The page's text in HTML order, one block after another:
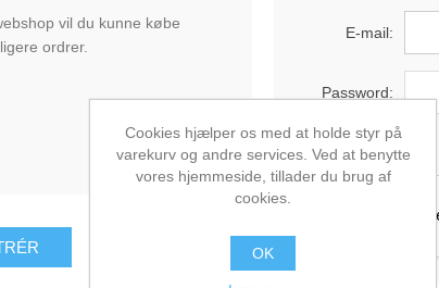
vil du kunne købe
ordrer.
E-mail:
Password:
Cookies hjælper os med at holde styr på
varekurv og andre services. Ved at benytte
vores hjemmeside, tillader du brug af
cookies.
OK